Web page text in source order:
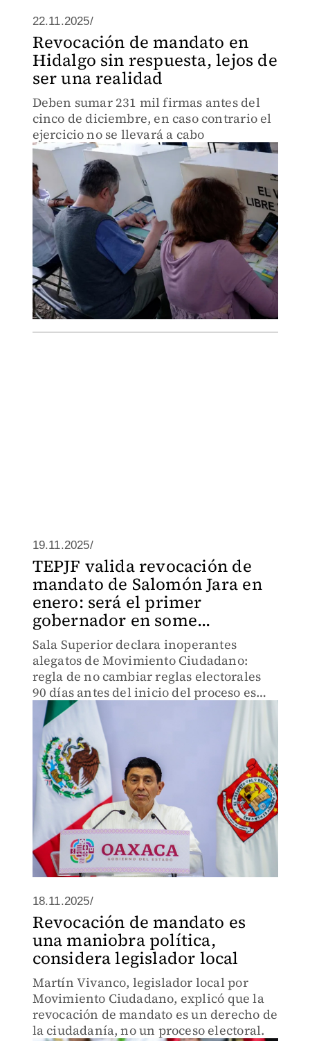
22.11.2025/
Revocación de mandato en
Hidalgo sin respuesta, lejos de
ser una realidad
Deben sumar 231 mil firmas antes del
cinco de diciembre, en caso contrario el
ejercicio no se llevará a cabo
19.11.2025/
TEPJF valida revocación de
mandato de Salomón Jara en
enero: será el primer
gobernador en some...
Sala Superior declara inoperantes
alegatos de Movimiento Ciudadano:
regla de no cambiar reglas electorales
90 días antes del inicio del proceso es
para elecciones políticas, no para
participación ciudadana.
18.11.2025/
Revocación de mandato es
una maniobra política,
considera legislador local
Martín Vivanco, legislador local por
Movimiento Ciudadano, explicó que la
revocación de mandato es un derecho de
la ciudadanía, no un proceso electoral.